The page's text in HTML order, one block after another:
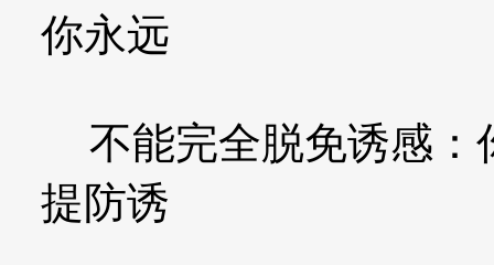
你永远
不能完全脱免诱感：
提防诱